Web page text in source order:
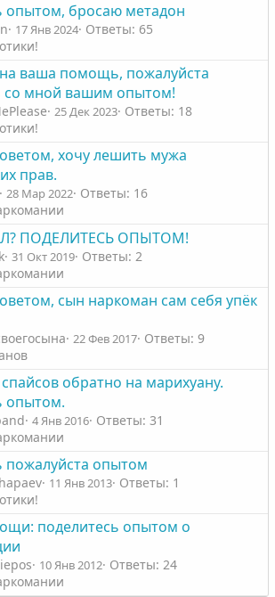
опытом, бросаю метадон
17 Янв 2024 Ответы: 65
ваша помощь, пожалуйста
со мной вашим опытом!
25 Дек 2023 Ответы: 18
хочу лешить мужа
прав.
28 Мар 2022 Ответы: 16
ПОДЕЛИТЕСЬ ОПЫТОМ!
31 Окт 2019 Ответы: 2
сын наркоман сам себя упёк
22 Фев 2017 Ответы: 9
обратно на марихуану.
опытом.
4 Янв 2016 Ответы: 31
пожалуйста опытом
11 Янв 2013 Ответы: 1
поделитесь опытом о
10 Янв 2012 Ответы: 24